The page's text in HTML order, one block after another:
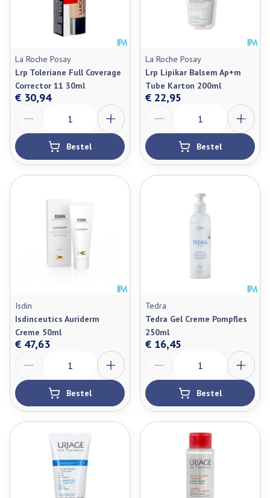
La Roche Posay
Lrp Toleriane Full Coverage
Corrector 11 30ml
€ 30,94
Bestel
La Roche Posay
Lrp Lipikar Balsem Ap+m
Tube Karton 200ml
€ 22,95
Bestel
Isdin
Isdinceutics Auriderm
Creme 50ml
€ 47,63
Bestel
Tedra
Tedra Gel Creme Pompfles
250ml
€ 16,45
Bestel